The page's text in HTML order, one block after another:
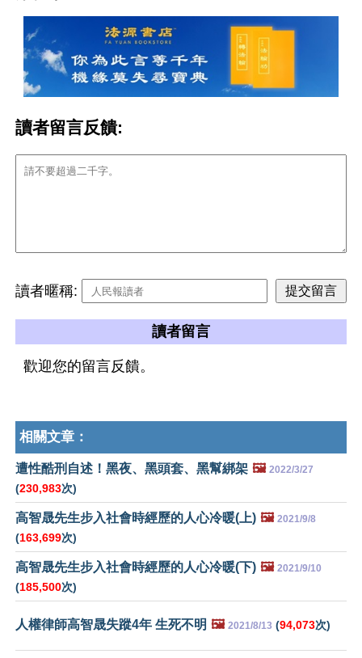
讀者留言反饋:
讀者暱稱:
讀者留言
歡迎您的留言反饋。
相關文章：
遭性酷刑自述！黑夜、黑頭套、黑幫綁架 🖼️ 2022/3/27
(230,983次)
高智晟先生步入社會時經歷的人心冷暖(上) 🖼️ 2021/9/8
(163,699次)
高智晟先生步入社會時經歷的人心冷暖(下) 🖼️ 2021/9/10
(185,500次)
人權律師高智晟失蹤4年 生死不明 🖼️ 2021/8/13 (94,073次)